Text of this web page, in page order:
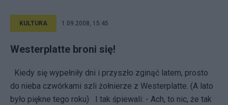
KULTURA 1.09.2008, 15:45
Westerplatte broni się!
Kiedy się wypełniły dni i przyszło zginąć latem, prosto
do nieba czwórkami szli żołnierze z Westerplatte. (A lato
było piękne tego roku) I tak śpiewali: - Ach, to nic, że tak